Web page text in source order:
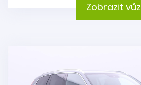
Zobrazit vůz